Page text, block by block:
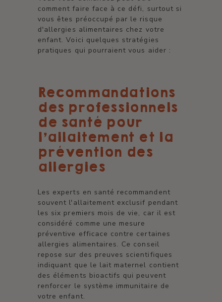
comment faire face à ce défi, surtout si
vous êtes préoccupé par le risque
d'allergies alimentaires chez votre
enfant. Voici quelques stratégies
pratiques qui pourraient vous aider :
Recommandations
des professionnels
de santé pour
l'allaitement et la
prévention des
allergies
Les experts en santé recommandent
souvent l'allaitement exclusif pendant
les six premiers mois de vie, car il est
considéré comme une mesure
préventive efficace contre certaines
allergies alimentaires. Ce conseil
repose sur des preuves scientifiques
indiquant que le lait maternel contient
des éléments bioactifs qui peuvent
renforcer le système immunitaire de
votre enfant.